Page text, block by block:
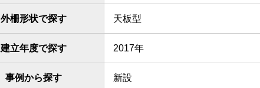
外柵形状で探す 天板型
建立年度で探す 2017年
事例から探す 新設